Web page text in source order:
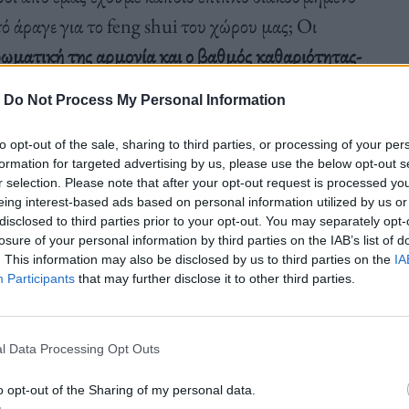
Do Not Process My Personal Information
opt-out of the sale, sharing to third parties, or processing of your
for targeted advertising by us, please use the below opt-out
selection. Please note that after your opt-out request is processed
interest-based ads based on personal information utilized by us
to third parties prior to your opt-out. You may separately
of your personal information by third parties on the IAB’s list of
This information may also be disclosed by us to third parties on the
Participants that may further disclose it to other third parties.
Data Processing Opt Outs
opt-out of the Sharing of my personal data.
άραγε για το feng shui του χώρου μας; Οι
της αρμονία και ο βαθμός καθαριότητας-
χώρου κάτι σαν μια νεκρά ζώνη, έναν μη
αυτό.
Ήρθε λοιπόν η στιγμή να
ίσως την αναγνώριση που του αξίζει.
έχει η καρέκλα-η οποία ουκ ολίγες
δωμάτιο όταν είχαμε επισκέψεις; Πόσες και
ξεφορτωθούμε διά παντός;». Όταν για